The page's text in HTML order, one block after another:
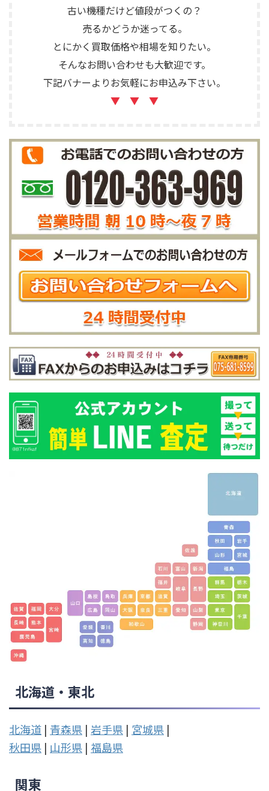
古い機種だけど値段がつくの？
売るかどうか迷ってる。
とにかく買取価格や相場を知りたい。
そんなお問い合わせも大歓迎です。
下記バナーよりお気軽にお申込み下さい。
▼ ▼ ▼
北海道・東北
北海道 | 青森県 | 岩手県 | 宮城県 |
秋田県 | 山形県 | 福島県
関東